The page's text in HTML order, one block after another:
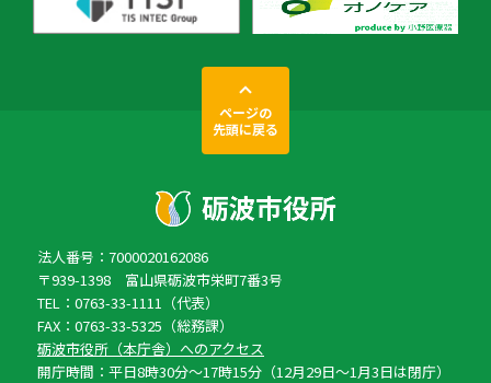
ページの
先頭に戻る
法人番号：7000020162086
〒939-1398 富山県砺波市栄町7番3号
TEL：0763-33-1111（代表）
FAX：0763-33-5325（総務課）
砺波市役所（本庁舎）へのアクセス
開庁時間：平日8時30分〜17時15分（12月29日〜1月3日は閉庁）